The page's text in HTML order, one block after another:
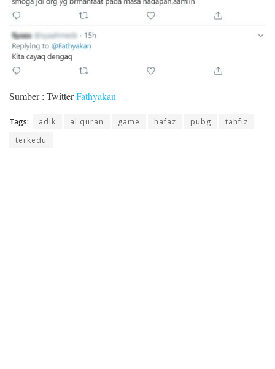
Sumber : TwitterFathyakan
Tags: adik al quran game hafaz pubg
tahfiz
terkedu